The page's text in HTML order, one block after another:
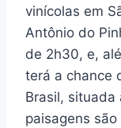
vinícolas em
Antônio do
de 2h30, e,
terá a chance
Brasil, situada
paisagens